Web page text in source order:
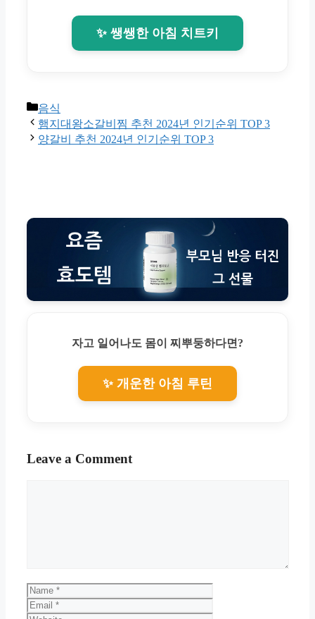
✨ 쌩쌩한 아침 치트키
Categories
음식
햄지대왕소갈비찜 추천 2024년 인기순위 TOP 3
양갈비 추천 2024년 인기순위 TOP 3
자고 일어나도 몸이 찌뿌둥하다면?
✨ 개운한 아침 루틴
Leave a Comment
Name